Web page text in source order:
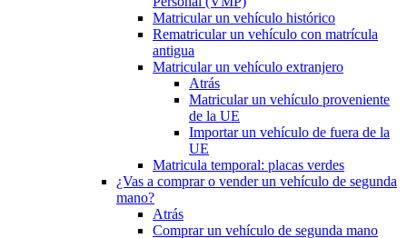
Matricular un vehículo histórico
Rematricular un vehículo con matrícula
antigua
Matricular un vehículo extranjero
Atrás
Matricular un vehículo proveniente
de la UE
Importar un vehículo de fuera de la
UE
Matricula temporal: placas verdes
¿Vas a comprar o vender un vehículo de segunda
mano?
Atrás
Comprar un vehículo de segunda mano